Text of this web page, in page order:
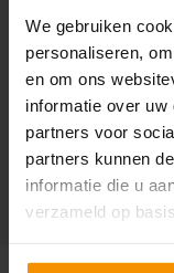
We gebruiken
personaliseren,
en om ons
informatie over
partners voor
partners kunnen
informatie die u
verzameld op
tillen. Ze
om te helpen
en
aanpak en
ZITTEN